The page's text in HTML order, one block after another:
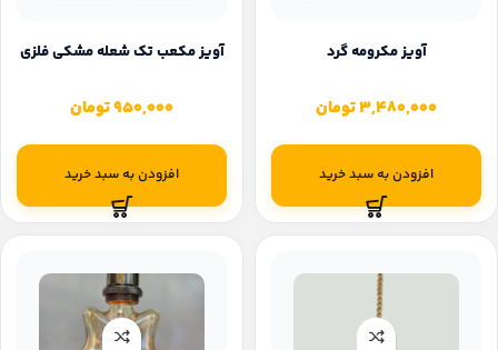
آویز مکرومه گرد
3,480,000تومان
افزودن به سبد خرید
آویز مکعب تک شعله مشکی فلزی
950,000تومان
افزودن به سبد خرید